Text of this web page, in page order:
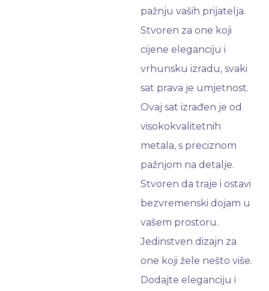
pažnju vaših prijatelja.
Stvoren za one koji
cijene eleganciju i
vrhunsku izradu, svaki
sat prava je umjetnost.
Ovaj sat izrađen je od
visokokvalitetnih
metala, s preciznom
pažnjom na detalje.
Stvoren da traje i ostavi
bezvremenski dojam u
vašem prostoru.
Jedinstven dizajn za
one koji žele nešto više.
Dodajte eleganciju i